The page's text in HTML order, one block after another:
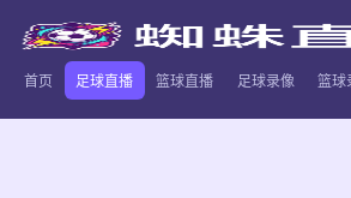
首页 足球直播 篮球直播 足球录像 篮球